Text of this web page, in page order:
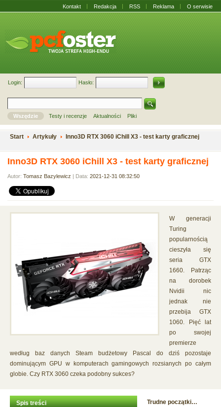
Kontakt Redakcja RSS Reklama O serwisie
Login: Hasło:
Wszędzie Testy i recenzje Aktualności Pliki
Start Artykuły Inno3D RTX 3060 iChill X3 - test karty graficznej
Inno3D RTX 3060 iChill X3 - test karty graficznej
Autor: Tomasz Bazylewicz | Data: 2021-12-31 08:32:50
W generacji
Turing
popularnością
cieszyła się
seria GTX
1660. Patrząc
na dorobek
Nvidii nic
jednak nie
przebija GTX
1060. Pięć lat
po swojej
premierze
według baz danych Steam budżetowy Pascal do dziś pozostaje
dominującym GPU w komputerach gamingowych rozsianych po całym
globie. Czy RTX 3060 czeka podobny sukces?
Spis treści
Trudne początki…